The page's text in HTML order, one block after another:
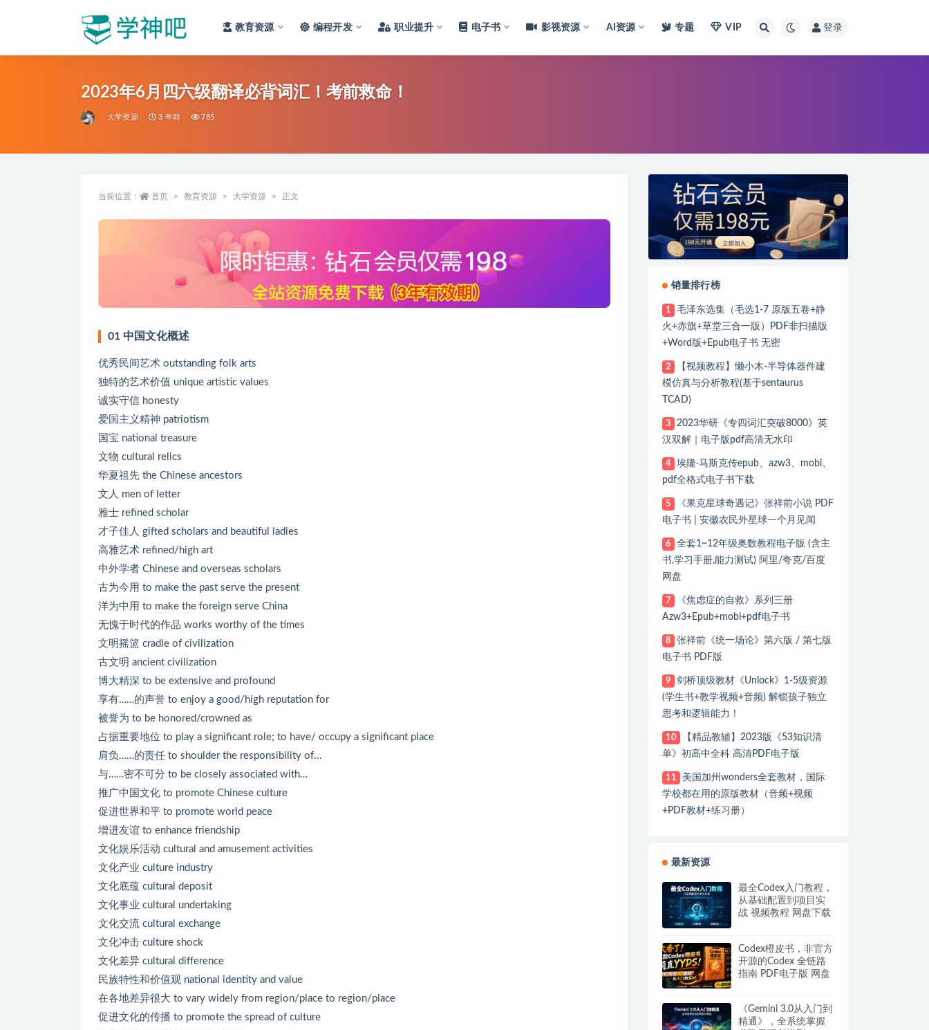
教育资源 编程开发 职业提升 电子书 影视资源 AI资源 专题 VIP 登录
2023年6月四六级翻译必背词汇！考前救命！
大学资源 3 年前 785
当前位置： 首页 教育资源 大学资源 正文
01 中国文化概述
优秀民间艺术 outstanding folk arts
独特的艺术价值 unique artistic values
诚实守信 honesty
爱国主义精神 patriotism
国宝 national treasure
文物 cultural relics
华夏祖先 the Chinese ancestors
文人 men of letter
雅士 refined scholar
才子佳人 gifted scholars and beautiful ladies
高雅艺术 refined/high art
中外学者 Chinese and overseas scholars
古为今用 to make the past serve the present
洋为中用 to make the foreign serve China
无愧于时代的作品 works worthy of the times
文明摇篮 cradle of civilization
古文明 ancient civilization
博大精深 to be extensive and profound
享有……的声誉 to enjoy a good/high reputation for
被誉为 to be honored/crowned as
占据重要地位 to play a significant role; to have/ occupy a significant place
肩负……的责任 to shoulder the responsibility of...
与……密不可分 to be closely associated with…
推广中国文化 to promote Chinese culture
促进世界和平 to promote world peace
增进友谊 to enhance friendship
文化娱乐活动 cultural and amusement activities
文化产业 culture industry
文化底蕴 cultural deposit
文化事业 cultural undertaking
文化交流 cultural exchange
文化冲击 culture shock
文化差异 cultural difference
民族特性和价值观 national identity and value
在各地差异很大 to vary widely from region/place to region/place
促进文化的传播 to promote the spread of culture
销量排行榜
1
毛泽东选集（毛选1-7 原版五卷+静
火+赤旗+草堂三合一版）PDF非扫描版
+Word版+Epub电子书 无密
2
【视频教程】懒小木-半导体器件建
模仿真与分析教程(基于sentaurus
TCAD)
3
2023华研《专四词汇突破8000》英
汉双解｜电子版pdf高清无水印
4
埃隆·马斯克传epub、azw3、mobi、
pdf全格式电子书下载
5
《果克星球奇遇记》张祥前小说 PDF
电子书 | 安徽农民外星球一个月见闻
6
全套1~12年级奥数教程电子版 (含主
书,学习手册,能力测试) 阿里/夸克/百度
网盘
7
《焦虑症的自救》系列三册
Azw3+Epub+mobi+pdf电子书
8
张祥前《统一场论》第六版 / 第七版
电子书 PDF版
9
剑桥顶级教材《Unlock》1-5级资源
(学生书+教学视频+音频) 解锁孩子独立
思考和逻辑能力！
10
【精品教辅】2023版《53知识清
单》初高中全科 高清PDF电子版
11
美国加州wonders全套教材，国际
学校都在用的原版教材（音频+视频
+PDF教材+练习册）
最新资源
最全Codex入门教程，
从基础配置到项目实
战 视频教程 网盘下载
Codex橙皮书，非官方
开源的Codex 全链路
指南 PDF电子版 网盘
《Gemini 3.0从入门到
精通》，全系统掌握